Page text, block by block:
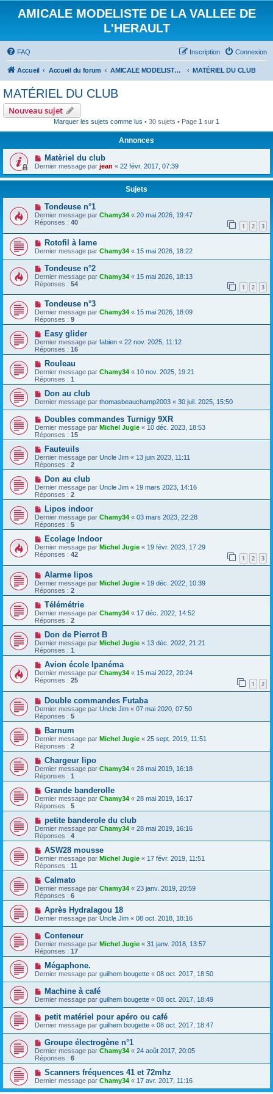
AMICALE MODELISTE DE LA VALLEE DE
L'HERAULT
FAQ Connexion
Inscription
Accueil Accueil du forum AMICALE MODELISTE DE LA VALLEE DE L'HERAULT MATÉRIEL DU CLUB
MATÉRIEL DU CLUB
Nouveau sujet
Marquer les sujets comme lus • 30 sujets • Page 1 sur 1
Annonces
Matèriel du club
Dernier message par jean « 22 févr. 2017, 07:39
Sujets
Tondeuse n°1
Dernier message par Chamy34 « 20 mai 2026, 19:47
Réponses : 40 1 2 3
Rotofil à lame
Dernier message par Chamy34 « 15 mai 2026, 18:22
Tondeuse n°2
Dernier message par Chamy34 « 15 mai 2026, 18:13
Réponses : 54 1 2 3
Tondeuse n°3
Dernier message par Chamy34 « 15 mai 2026, 18:09
Réponses : 9
Easy glider
Dernier message par fabien « 22 nov. 2025, 11:12
Réponses : 16
Rouleau
Dernier message par Chamy34 « 10 nov. 2025, 19:21
Réponses : 1
Don au club
Dernier message par thomasbeauchamp2003 « 30 juil. 2025, 15:50
Doubles commandes Turnigy 9XR
Dernier message par Michel Jugie « 10 déc. 2023, 18:53
Réponses : 15
Fauteuils
Dernier message par Uncle Jim « 13 juin 2023, 11:11
Réponses : 2
Don au club
Dernier message par Uncle Jim « 19 mars 2023, 14:16
Réponses : 2
Lipos indoor
Dernier message par Chamy34 « 03 mars 2023, 22:28
Réponses : 5
Ecolage Indoor
Dernier message par Michel Jugie « 19 févr. 2023, 17:29
Réponses : 42 1 2 3
Alarme lipos
Dernier message par Michel Jugie « 19 déc. 2022, 10:39
Réponses : 2
Télémétrie
Dernier message par Chamy34 « 17 déc. 2022, 14:52
Réponses : 2
Don de Pierrot B
Dernier message par Michel Jugie « 13 déc. 2022, 21:21
Réponses : 1
Avion école Ipanéma
Dernier message par Chamy34 « 15 mai 2022, 20:24
Réponses : 25 1 2
Double commandes Futaba
Dernier message par Uncle Jim « 07 mai 2020, 07:50
Réponses : 5
Barnum
Dernier message par Michel Jugie « 25 sept. 2019, 11:51
Réponses : 2
Chargeur lipo
Dernier message par Chamy34 « 28 mai 2019, 16:18
Réponses : 1
Grande banderolle
Dernier message par Chamy34 « 28 mai 2019, 16:17
Réponses : 5
petite banderole du club
Dernier message par Chamy34 « 28 mai 2019, 16:16
Réponses : 4
ASW28 mousse
Dernier message par Michel Jugie « 17 févr. 2019, 11:51
Réponses : 11
Calmato
Dernier message par Chamy34 « 23 janv. 2019, 20:59
Réponses : 6
Après Hydralagou 18
Dernier message par Uncle Jim « 08 oct. 2018, 18:16
Conteneur
Dernier message par Michel Jugie « 31 janv. 2018, 13:57
Réponses : 17
Mégaphone.
Dernier message par guilhem bougette « 08 oct. 2017, 18:50
Machine à café
Dernier message par guilhem bougette « 08 oct. 2017, 18:49
petit matériel pour apéro ou café
Dernier message par guilhem bougette « 08 oct. 2017, 18:47
Groupe électrogène n°1
Dernier message par Chamy34 « 24 août 2017, 20:05
Réponses : 6
Scanners fréquences 41 et 72mhz
Dernier message par Chamy34 « 17 avr. 2017, 11:16